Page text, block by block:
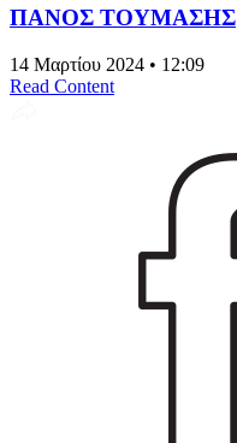
ΠΑΝΟΣ ΤΟΥΜΑΣΗΣ
14 Μαρτίου 2024 • 12:09
Read Content